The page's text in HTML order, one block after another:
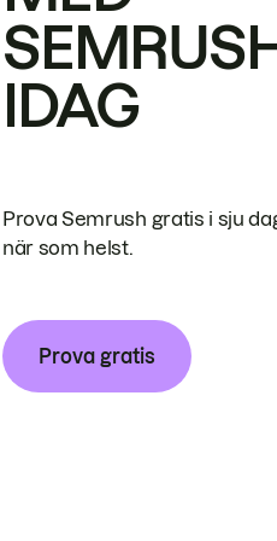
IDAG
Prova Semrush gratis i sju
när som helst.
Prova gratis